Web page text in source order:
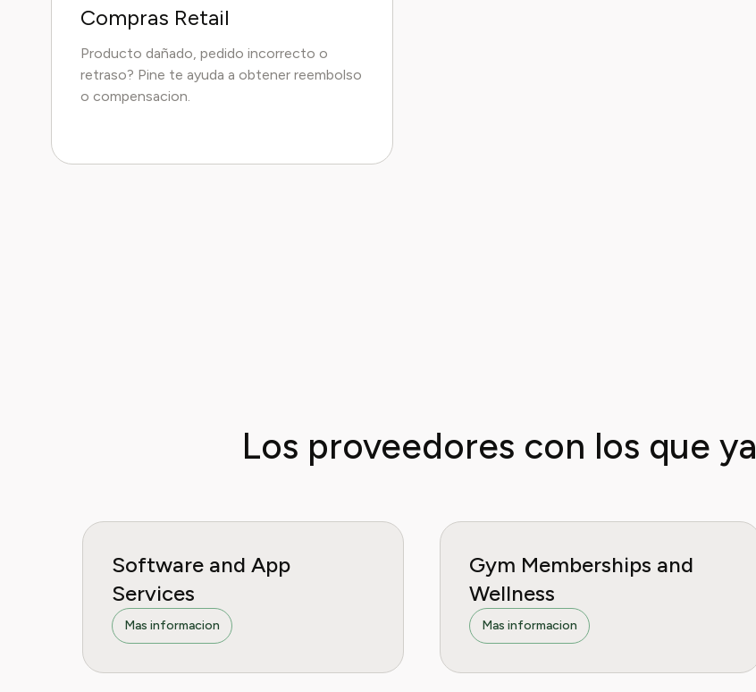
Compras Retail
Producto dañado, pedido incorrecto o
retraso? Pine te ayuda a obtener reembolso
o compensacion.
Los proveedores con los que ya
Software and App
Services
Mas informacion
Gym Memberships and
Wellness
Mas informacion